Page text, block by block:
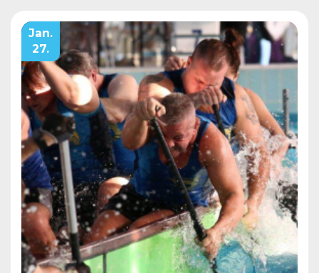
Jan.
27.